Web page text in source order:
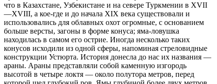
что в Казахстане, Узбекистане и на севере Туркмении в XVII
—XVIII, а кое-где и до начала XIX века существовали и
использовались для облавных охот огромные, с основанием
больше версты, загоны в форме конуса; яма-ловушка
находилась в самом его острие. Иногда несколько таких
конусов исходили из одной сферы, напоминая стреловидные
конструкции Устюрта. История донесла до нас их названия —
араны. Араны представляли собой каменную изгородь
высотой в четыре локтя — около полутора метров, перед